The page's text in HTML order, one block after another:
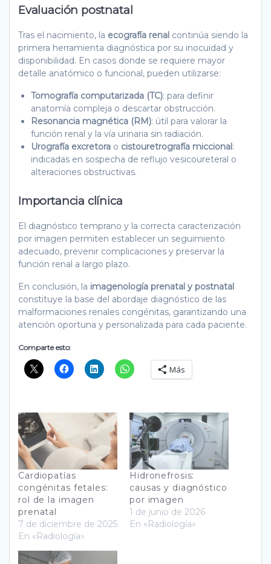
Evaluación postnatal
Tras el nacimiento, la ecografía renal continúa siendo la
primera herramienta diagnóstica por su inocuidad y
disponibilidad. En casos donde se requiere mayor
detalle anatómico o funcional, pueden utilizarse:
Tomografía computarizada (TC): para definir
anatomía compleja o descartar obstrucción.
Resonancia magnética (RM): útil para valorar la
función renal y la vía urinaria sin radiación.
Urografía excretora o cistouretrografía miccional :
indicadas en sospecha de reflujo vesicoureteral o
alteraciones obstructivas.
Importancia clínica
El diagnóstico temprano y la correcta caracterización
por imagen permiten establecer un seguimiento
adecuado, prevenir complicaciones y preservar la
función renal a largo plazo.
En conclusión, la imagenología prenatal y postnatal
constituye la base del abordaje diagnóstico de las
malformaciones renales congénitas, garantizando una
atención oportuna y personalizada para cada paciente.
Comparte esto:
Más
Cardiopatías
congénitas fetales:
rol de la imagen
prenatal
7 de diciembre de 2025
En «Radiología»
Hidronefrosis:
causas y diagnóstico
por imagen
1 de junio de 2026
En «Radiología»